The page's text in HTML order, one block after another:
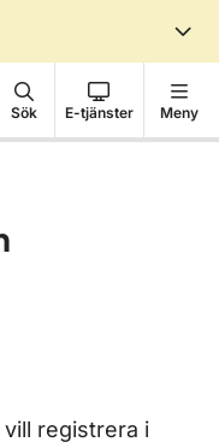
Sök E-tjänster Meny
registrera i